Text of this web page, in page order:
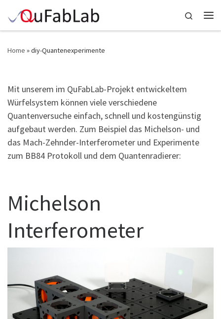
Skip to content
Search
Home »diy-Quantenexperimente
Mit unserem im QuFabLab-Projekt entwickeltem
Würfelsystem können viele verschiedene
Quantenversuche einfach, schnell und kostengünstig
aufgebaut werden. Zum Beispiel das Michelson- und
das Mach-Zehnder-Interferometer und Experimente
zum BB84 Protokoll und dem Quantenradierer:
Michelson
Interferometer